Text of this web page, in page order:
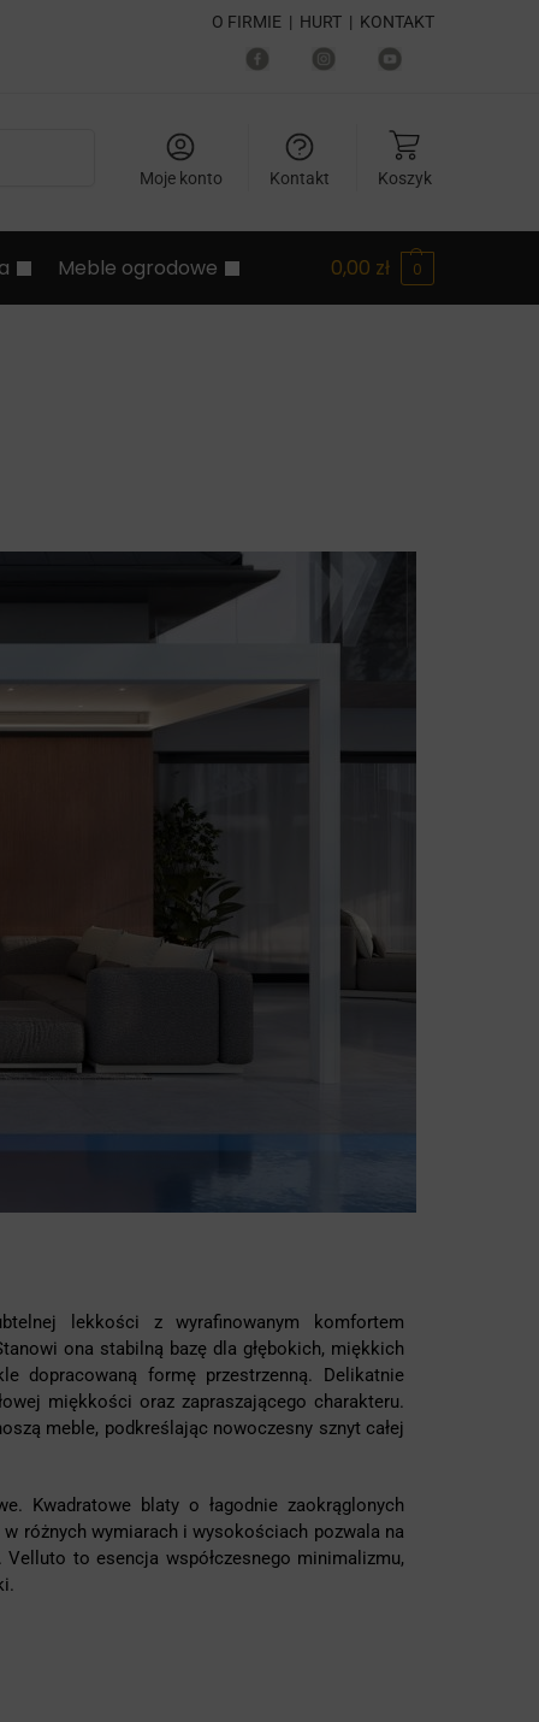
O FIRMIE | HURT | KONTAKT
Moje konto Kontakt Koszyk
Meble ogrodowe 0,00 zł 0
lekkości z wyrafinowanym komfortem
ona stabilną bazę dla głębokich, miękkich
dopracowaną formę przestrzenną. Delikatnie
miękkości oraz zapraszającego charakteru.
meble, podkreślając nowoczesny sznyt całej
Kwadratowe blaty o łagodnie zaokrąglonych
różnych wymiarach i wysokościach pozwala na
to esencja współczesnego minimalizmu,